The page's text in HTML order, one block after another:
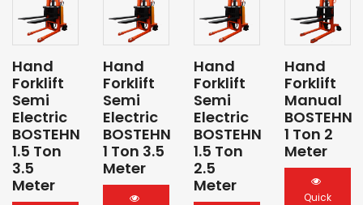
Hand
Forklift
Semi
Electric
BOSTEHN
1.5 Ton
3.5
Meter
Hand
Forklift
Semi
Electric
BOSTEHN
1 Ton 3.5
Meter
Hand
Forklift
Semi
Electric
BOSTEHN
1.5 Ton
2.5
Meter
Hand
Forklift
Manual
BOSTEHN
1 Ton 2
Meter
Quick